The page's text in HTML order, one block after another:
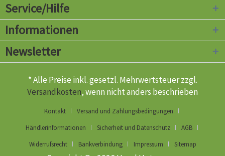
Service/Hilfe
Informationen
Newsletter
* Alle Preise inkl. gesetzl. Mehrwertsteuer zzgl.
Versandkosten, wenn nicht anders beschrieben
Kontakt
Versand und Zahlungsbedingungen
Händlerinformationen
Sicherheit und Datenschutz
AGB
Widerrufsrecht
Bankverbindung Impressum Sitemap